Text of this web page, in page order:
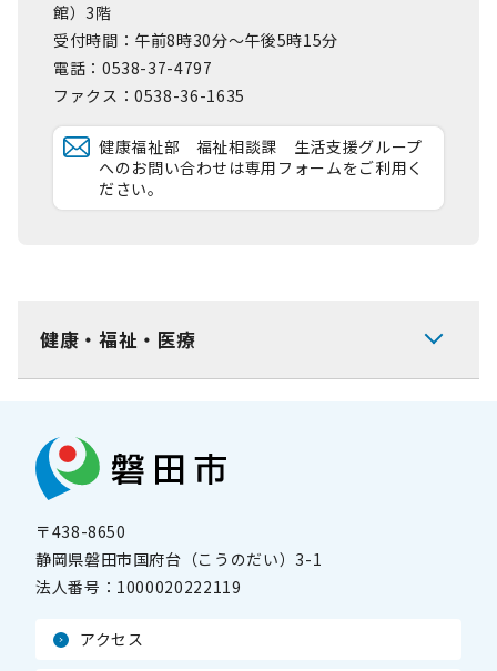
館）3階
受付時間：午前8時30分～午後5時15分
電話：0538-37-4797
ファクス：0538-36-1635
健康福祉部 福祉相談課 生活支援グループ
へのお問い合わせは専用フォームをご利用く
ださい。
健康・福祉・医療
〒438-8650
静岡県磐田市国府台（こうのだい）3-1
法人番号： 1000020222119
アクセス